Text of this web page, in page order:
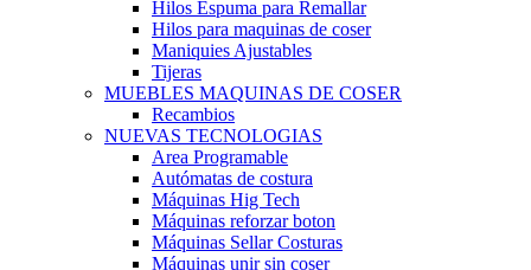
Hilos Espuma para Remallar
Hilos para maquinas de coser
Maniquies Ajustables
Tijeras
MUEBLES MAQUINAS DE COSER
Recambios
NUEVAS TECNOLOGIAS
Area Programable
Autómatas de costura
Máquinas Hig Tech
Máquinas reforzar boton
Máquinas Sellar Costuras
Máquinas unir sin coser